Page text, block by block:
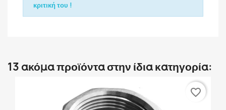
κριτική του !
13 ακόμα προϊόντα στην ίδια κατηγορία:
favorite_border